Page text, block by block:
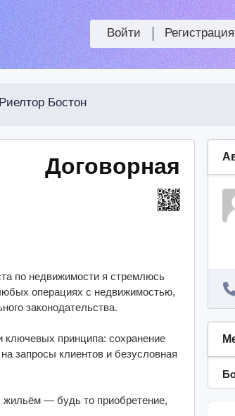
Регистрация
Войти
Риелтор Бостон
Договорная
по недвижимости я стремлюсь
операциях с недвижимостью,
законодательства.
ключевых принципа: сохранение
запросы клиентов и безусловная
жильём — будь то приобретение,